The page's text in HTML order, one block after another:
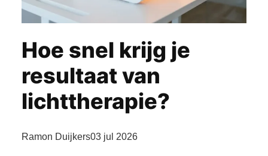
Hoe snel krijg je
resultaat van
lichttherapie?
Ramon Duijkers03 jul 2026